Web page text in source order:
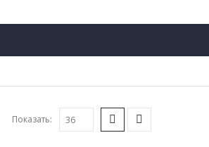
Показать: